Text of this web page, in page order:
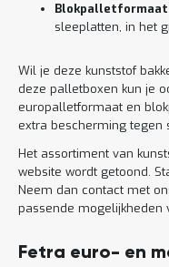
Blokpalletformaat
sleeplatten, in het
Wil je deze kunststof
deze palletboxen kun je
europalletformaat en
extra bescherming tegen
Het assortiment van
website wordt getoond.
Neem dan contact met
passende mogelijkheden
Fetra euro- en